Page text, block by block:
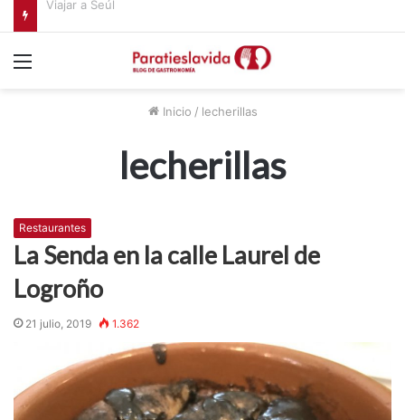
Restaurante Los Trujis en Malpica de Tajo
Inicio / lecherillas
lecherillas
Restaurantes
La Senda en la calle Laurel de
Logroño
21 julio, 2019 1.362